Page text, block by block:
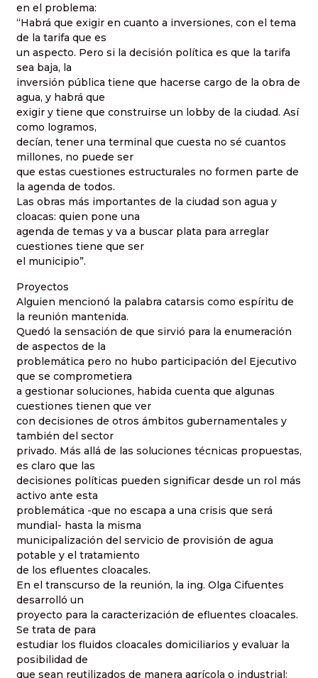
en el problema:
“Habrá que exigir en cuanto a inversiones, con el tema
de la tarifa que es
un aspecto. Pero si la decisión política es que la tarifa
sea baja, la
inversión pública tiene que hacerse cargo de la obra de
agua, y habrá que
exigir y tiene que construirse un lobby de la ciudad. Así
como logramos,
decían, tener una terminal que cuesta no sé cuantos
millones, no puede ser
que estas cuestiones estructurales no formen parte de
la agenda de todos.
Las obras más importantes de la ciudad son agua y
cloacas: quien pone una
agenda de temas y va a buscar plata para arreglar
cuestiones tiene que ser
el municipio”.
Proyectos
Alguien mencionó la palabra catarsis como espíritu de
la reunión mantenida.
Quedó la sensación de que sirvió para la enumeración
de aspectos de la
problemática pero no hubo participación del Ejecutivo
que se comprometiera
a gestionar soluciones, habida cuenta que algunas
cuestiones tienen que ver
con decisiones de otros ámbitos gubernamentales y
también del sector
privado. Más allá de las soluciones técnicas propuestas,
es claro que las
decisiones políticas pueden significar desde un rol más
activo ante esta
problemática -que no escapa a una crisis que será
mundial- hasta la misma
municipalización del servicio de provisión de agua
potable y el tratamiento
de los efluentes cloacales.
En el transcurso de la reunión, la ing. Olga Cifuentes
desarrolló un
proyecto para la caracterización de efluentes cloacales.
Se trata de para
estudiar los fluidos cloacales domiciliarios y evaluar la
posibilidad de
que sean reutilizados de manera agrícola o industrial: